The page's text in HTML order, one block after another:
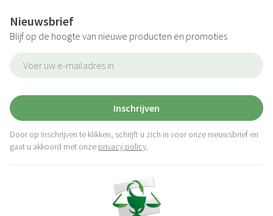
Nieuwsbrief
Blijf op de hoogte van nieuwe producten en promoties
Inschrijven
Door op inschrijven te klikken, schrijft u zich in voor onze nieuwsbrief en
gaat u akkoord met onze privacy policy.